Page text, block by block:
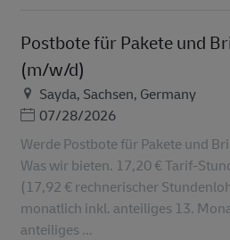
Postbote für Pakete und
(m/w/d)
Τοποθεσία
Sayda, Sachsen, Germany
Ημερομηνία Ανάρτησης
07/28/2026
Werde Postbote für Pakete und
Was wir bieten. 17,20 € Tarif-
(17,92 € rechnerischer
monatlich inkl. anteiliges 13.
anteiliges ...